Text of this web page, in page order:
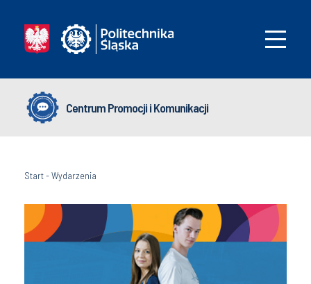
Centrum Promocji i Komunikacji
Start-Wydarzenia